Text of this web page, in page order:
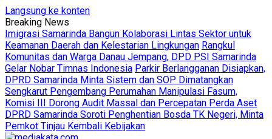
Langsung ke konten
Breaking News
Imigrasi Samarinda Bangun Kolaborasi Lintas Sektor untuk
Keamanan Daerah dan Kelestarian Lingkungan Rangkul
Komunitas dan Warga Danau Jempang, DPD PSI Samarinda
Gelar Nobar Timnas Indonesia Parkir Berlangganan Disiapkan,
DPRD Samarinda Minta Sistem dan SOP Dimatangkan
Sengkarut Pengembang Perumahan Manipulasi Fasum,
Komisi III Dorong Audit Massal dan Percepatan Perda Aset
DPRD Samarinda Soroti Penghentian Bosda TK Negeri, Minta
Pemkot Tinjau Kembali Kebijakan